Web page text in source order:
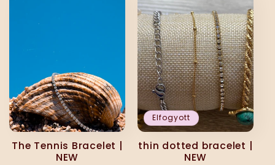
The Tennis Bracelet |
NEW
Elfogyott
thin dotted bracelet |
NEW